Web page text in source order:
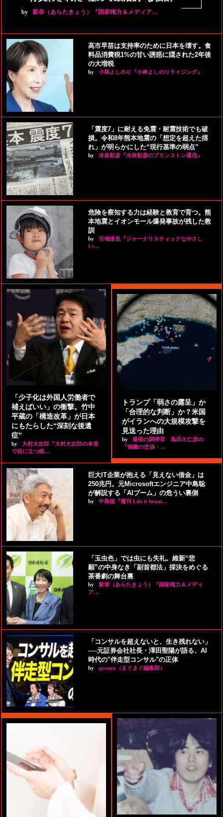
by 新恭（あらたきょう）『国家権力＆メディア…
高市早苗は支持率のために日本を壊す。食
料品消費税1%の甘い誘惑に隠された2年後
の大増税
by 小林よしのり『小林よしのりライジング』
「震度7」に耐える免震・耐震技術でも破
損。令和8年熊本地震の「想定を超えた揺
れ」が明らかにした“現行基準の弱点”
by 冷泉彰彦『冷泉彰彦のプリンストン通信』
危険を察知する力は経験と教育で育つ。熊
本地震とイオンモール爆発事故が残した教
訓
by
引地達也『ジャーナリスティックなやさし
い…
「少子化は外国人労働者で
補えばいい」の衝撃。竹中
平蔵の「構造改革」が日本
にもたらした“深刻な後遺
症”
by
大村大次郎『大村大次郎の本音
で役に立つ税…
トランプ「弱さの露呈」か
「合理的な判断」か？米国
がイランへの大規模攻撃を
見送った理由
by
最後の調停官 島田久仁彦の
『無敵の交渉・…
巨大IT企業が抱える「見えない借金」は
250兆円。元Microsoftエンジニア中島聡
が解説する「AIブーム」の危うい裏側
by 中島聡『週刊 Life is beaut…
「玉虫色」では虫にも失礼。維新“悲
願”の中身なき「副首都法」採決をめぐる
茶番劇の舞台裏
by
新恭（あらたきょう）『国家権力＆メディ
ア…
「コンサルを超えないと、生き残れない」
──元証券会社社長・澤田聖陽が語る、AI
時代の"伴走型コンサル"の正体
by gyouza（まぐまぐ編集部）